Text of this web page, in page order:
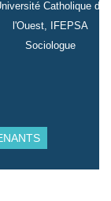
Catholique de
l'Ouest, IFEPSA
Sociologue